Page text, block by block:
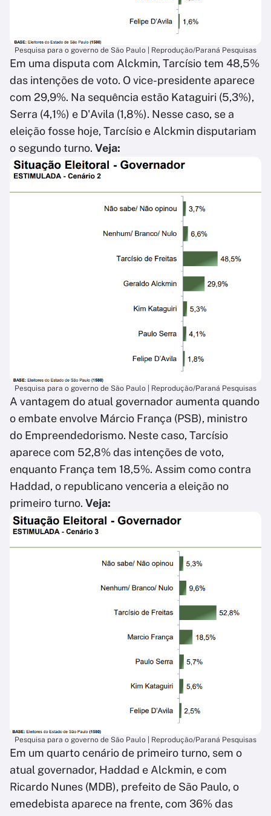
Pesquisa para o governo de São Paulo | Reprodução/Paraná Pesquisas
Em uma disputa com Alckmin, Tarcísio tem 48,5%
das intenções de voto. O vice-presidente aparece
com 29,9%. Na sequência estão Kataguiri (5,3%),
Serra (4,1%) e D'Avila (1,8%). Nesse caso, se a
eleição fosse hoje, Tarcísio e Alckmin disputariam
o segundo turno. Veja:
Pesquisa para o governo de São Paulo | Reprodução/Paraná Pesquisas
A vantagem do atual governador aumenta quando
o embate envolve Márcio França (PSB), ministro
do Empreendedorismo. Neste caso, Tarcísio
aparece com 52,8% das intenções de voto,
enquanto França tem 18,5%. Assim como contra
Haddad, o republicano venceria a eleição no
primeiro turno. Veja:
Pesquisa para o governo de São Paulo | Reprodução/Paraná Pesquisas
Em um quarto cenário de primeiro turno, sem o
atual governador, Haddad e Alckmin, e com
Ricardo Nunes (MDB), prefeito de São Paulo, o
emedebista aparece na frente, com 36% das